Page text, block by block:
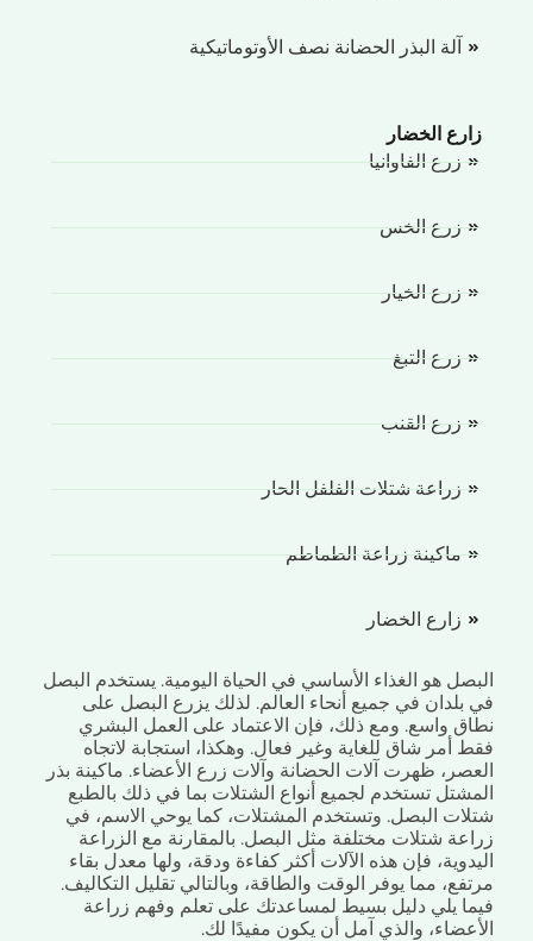
آلة البذر الحضانة نصف الأوتوماتيكية
الخضار
زرع الفاوانيا
زرع الخس
زرع الخيار
زرع التبغ
زرع القنب
زراعة شتلات الفلفل الحار
ماكينة زراعة الطماطم
زارع الخضار
هو الغذاء الأساسي في الحياة اليومية. يستخدم البصل
في جميع أنحاء العالم. لذلك يزرع البصل على
واسع. ومع ذلك، فإن الاعتماد على العمل البشري
أمر شاق للغاية وغير فعال. وهكذا، استجابة لاتجاه
ظهرت آلات الحضانة وآلات زرع الأعضاء. ماكينة بذر
تستخدم لجميع أنواع الشتلات بما في ذلك بالطبع
البصل. وتستخدم المشتلات، كما يوحي الاسم، في
شتلات مختلفة مثل البصل. بالمقارنة مع الزراعة
فإن هذه الآلات أكثر كفاءة ودقة، ولها معدل بقاء
مما يوفر الوقت والطاقة، وبالتالي تقليل التكاليف.
يلي دليل بسيط لمساعدتك على تعلم وفهم زراعة
والذي آمل أن يكون مفيدًا لك.